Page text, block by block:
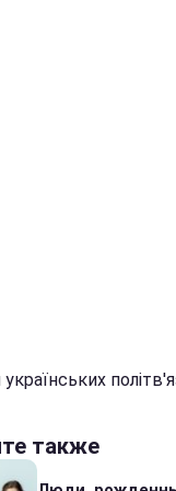
українських
также